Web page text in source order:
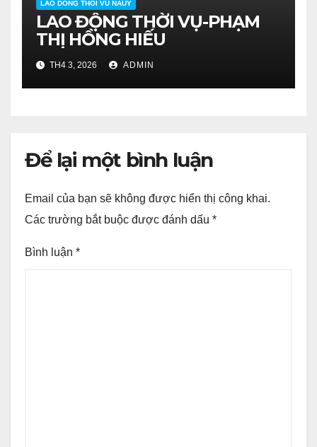
LAO DONG THOI VU NAUY
LAO ĐỘNG THỜI VỤ-PHẠM
THỊ HỒNG HIẾU
TH4 3, 2026 ADMIN
Để lại một bình luận
Email của bạn sẽ không được hiển thị công khai.
Các trường bắt buộc được đánh dấu *
Bình luận *